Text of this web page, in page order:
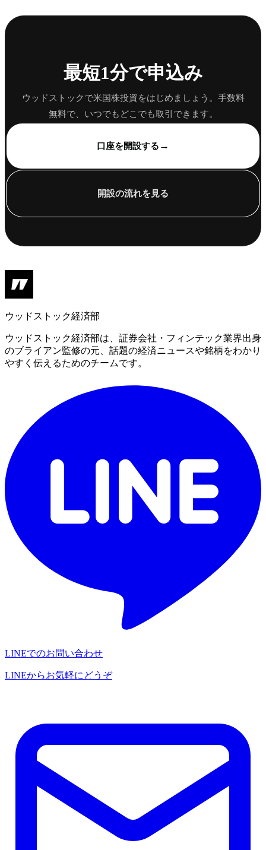
最短1分で申込み
ウッドストックで米国株投資をはじめましょう。手数料
無料で、いつでもどこでも取引できます。
口座を開設する →
開設の流れを見る
ウッドストック経済部
ウッドストック経済部は、証券会社・フィンテック業界出身
のブライアン監修の元、話題の経済ニュースや銘柄をわかり
やすく伝えるためのチームです。
LINEでのお問い合わせ
LINEからお気軽にどうぞ